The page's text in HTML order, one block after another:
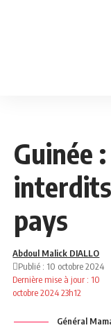
Guinée
pays
Dernière mise à jour : 10
octobre 2024 23h12
Abdoul Malick DIALLO
Publié : 10 octobre 2024
Général